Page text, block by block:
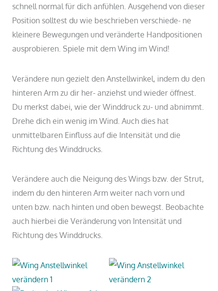
schnell normal für dich anfühlen. Ausgehend von dieser
Position solltest du wie beschrieben verschiede- ne
kleinere Bewegungen und veränderte Handpositionen
ausprobieren. Spiele mit dem Wing im Wind!
Verändere nun gezielt den Anstellwinkel, indem du den
hinteren Arm zu dir her- anziehst und wieder öffnest.
Du merkst dabei, wie der Winddruck zu- und abnimmt.
Drehe dich ein wenig im Wind. Auch dies hat
unmittelbaren Einfluss auf die Intensität und die
Richtung des Winddrucks.
Verändere auch die Neigung des Wings bzw. der Strut,
indem du den hinteren Arm weiter nach vorn und
unten bzw. nach hinten und oben bewegst. Beobachte
auch hierbei die Veränderung von Intensität und
Richtung des Winddrucks.